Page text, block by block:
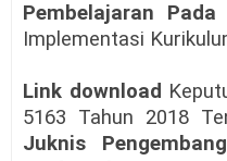
Pembelajaran Pada
Implementasi
Link download
5163 Tahun 2018
Juknis